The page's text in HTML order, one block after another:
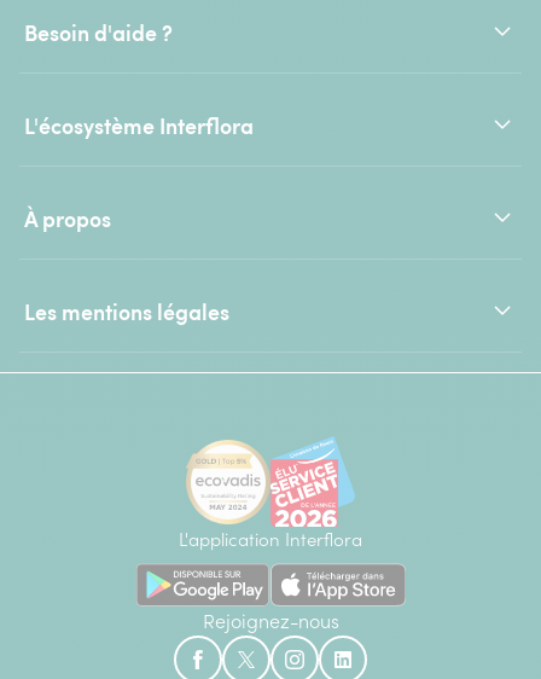
Besoin d'aide ?
L'écosystème Interflora
À propos
Les mentions légales
L'application Interflora
Rejoignez-nous